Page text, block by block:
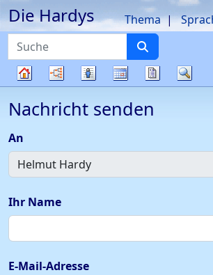
Weiter zu Hauptseite
Die Hardys
Suche
Thema
Diagramme
Listen KalenderBerichte
Nachricht senden
An
Ihr Name
E-Mail-Adresse